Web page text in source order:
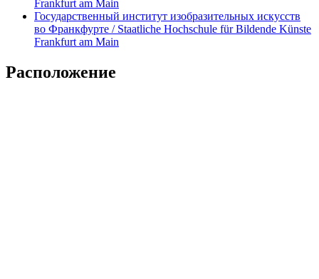
Frankfurt am Main
Государственный институт изобразительных искусств
во Франкфурте / Staatliche Hochschule für Bildende Künste
Frankfurt am Main
Расположение